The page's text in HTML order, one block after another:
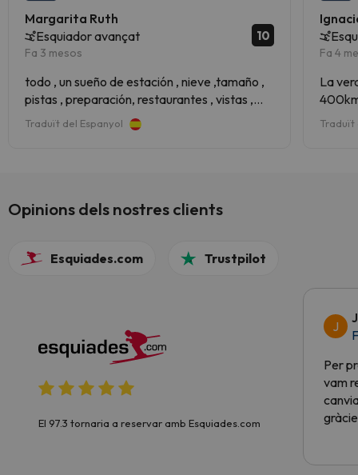
Margarita Ruth
Esquiador avançat
Fa 3 mesos
10
todo , un sueño de estación , nieve ,tamaño ,
pistas , preparación, restaurantes , vistas ,
entorno , pueblos
Traduït del Espanyol
Fa 4
La
Traduït
Opinions dels nostres clients
Esquiades.com Trustpilot
El 97.3 tornaria a reservar amb Esquiades.com
J
Per
vam